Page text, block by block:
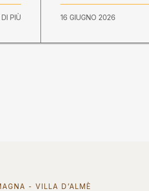
DI PIÙ
e prova orale
16 GIUGNO 2026
- VILLA D’ALMÈ